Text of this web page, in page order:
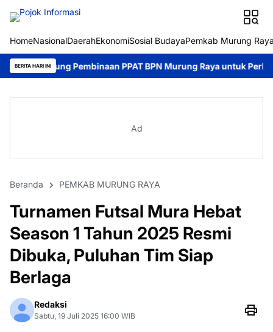
HomeNasionalDaerahEkonomiSosial BudayaPemkab Murung
BERITA HARI INIPPAT BPN Murung Raya untuk Perkuat Tertib
Ad
Beranda PEMKAB MURUNG RAYA
Turnamen Futsal Mura Hebat
Season 1 Tahun 2025 Resmi
Dibuka, Puluhan Tim Siap
Berlaga
Redaksi
Sabtu, 19 Juli 2025 16:00 WIB